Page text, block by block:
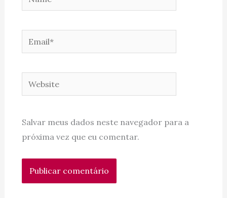
Email*
Website
Salvar meus dados neste navegador para a
próxima vez que eu comentar.